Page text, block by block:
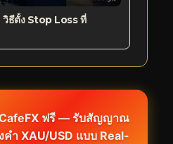
ธีตั้ง Stop Loss ที่
ฟรี — รับสัญญาณ
คำ XAU/USD แบบ Real-